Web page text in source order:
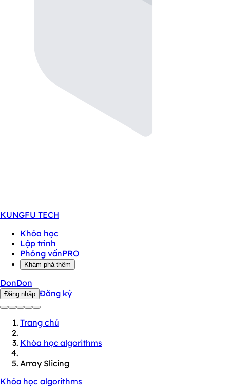
KUNGFU TECH
Khóa học
Lập trình
Phỏng vấnPRO
Khám phá thêm
DonDon
Đăng nhập Đăng ký
Trang chủ
Khóa học algorithms
Array Slicing
Khóa học algorithms